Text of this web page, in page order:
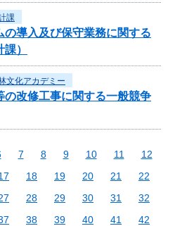
課
の導入及び保守業務に関する
）
文化アカデミー
の改修工事に関する一般競争
7 8 9 10 11
12
18 19 20 21
22
28 29 30 31
32
38 39 40 41
42